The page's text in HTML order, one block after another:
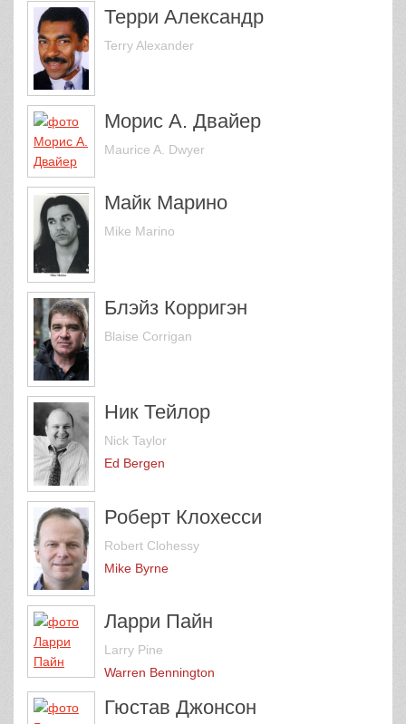
Терри Александр
Terry Alexander
Морис А. Двайер
Maurice A. Dwyer
Майк Марино
Mike Marino
Блэйз Корригэн
Blaise Corrigan
Ник Тейлор
Nick Taylor
Ed Bergen
Роберт Клохесси
Robert Clohessy
Mike Byrne
Ларри Пайн
Larry Pine
Warren Bennington
Гюстав Джонсон